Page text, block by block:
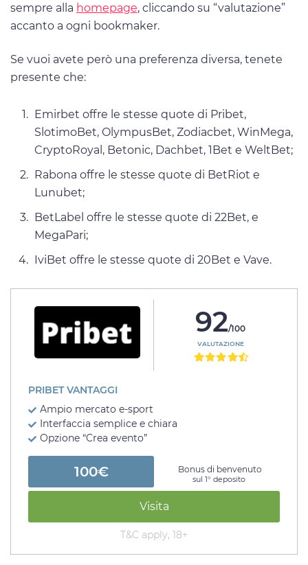
sempre alla homepage, cliccando su “valutazione”
accanto a ogni bookmaker.
Se vuoi avete però una preferenza diversa, tenete
presente che:
Emirbet offre le stesse quote di Pribet,
SlotimoBet, OlympusBet, Zodiacbet, WinMega,
CryptoRoyal, Betonic, Dachbet, 1Bet e WeltBet;
Rabona offre le stesse quote di BetRiot e
Lunubet;
BetLabel offre le stesse quote di 22Bet, e
MegaPari;
IviBet offre le stesse quote di 20Bet e Vave.
92/100
VALUTAZIONE
PRIBET VANTAGGI
Ampio mercato e-sport
Interfaccia semplice e chiara
Opzione “Crea evento”
100€ Bonus di benvenuto
sul 1° deposito
Visita
T&C apply, 18+